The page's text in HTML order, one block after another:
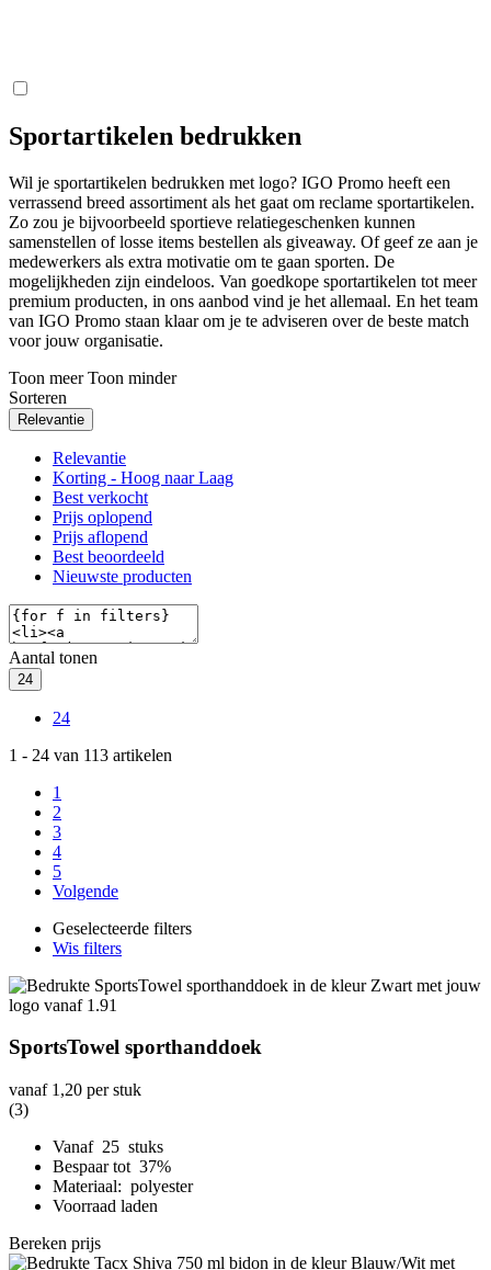
Sportartikelen bedrukken
Wil je sportartikelen bedrukken met logo? IGO Promo heeft een
verrassend breed assortiment als het gaat om reclame sportartikelen.
Zo zou je bijvoorbeeld sportieve relatiegeschenken kunnen
samenstellen of losse items bestellen als giveaway. Of geef ze aan je
medewerkers als extra motivatie om te gaan sporten. De
mogelijkheden zijn eindeloos. Van goedkope sportartikelen tot meer
premium producten, in ons aanbod vind je het allemaal. En het team
van IGO Promo staan klaar om je te adviseren over de beste match
voor jouw organisatie.
Toon meer Toon minder
Sorteren
Relevantie
Relevantie
Korting - Hoog naar Laag
Best verkocht
Prijs oplopend
Prijs aflopend
Best beoordeeld
Nieuwste producten
Aantal tonen
24
24
1 - 24 van 113 artikelen
1
2
3
4
5
Volgende
Geselecteerde filters
Wis filters
SportsTowel sporthanddoek
vanaf 1,20 per stuk
(3)
Vanaf 25 stuks
Bespaar tot 37%
Materiaal: polyester
Voorraad laden
Bereken prijs